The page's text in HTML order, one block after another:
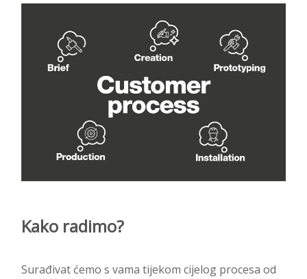
Kako radimo?
Surađivat ćemo s vama tijekom cijelog procesa od